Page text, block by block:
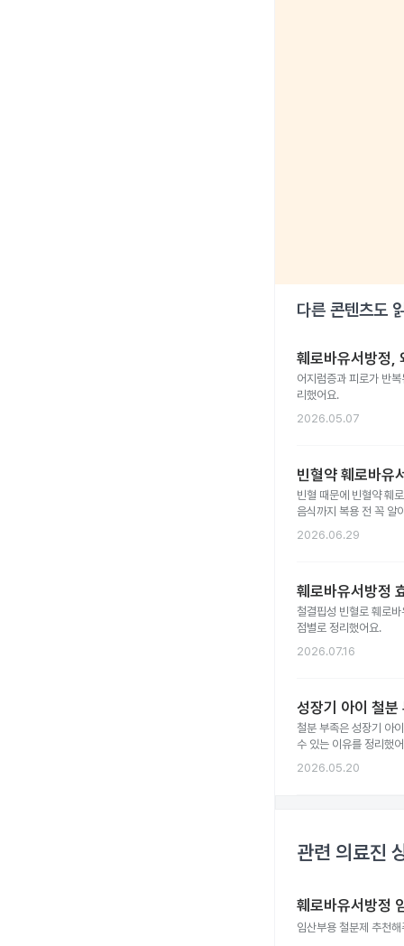
다른 콘텐츠도
훼로바유서방정,
어지럼증과 피로가 반
리했어요.
2026.05.07
빈혈약 훼로바유
빈혈 때문에 빈혈약 훼
음식까지 복용 전 꼭 알
2026.06.29
훼로바유서방정
철결핍성 빈혈로 훼로
점별로 정리했어요.
2026.07.16
성장기 아이 철
철분 부족은 성장기 아
수 있는 이유를 정리했
2026.05.20
관련 의료진
훼로바유서방정
임산부용 철분제 추천